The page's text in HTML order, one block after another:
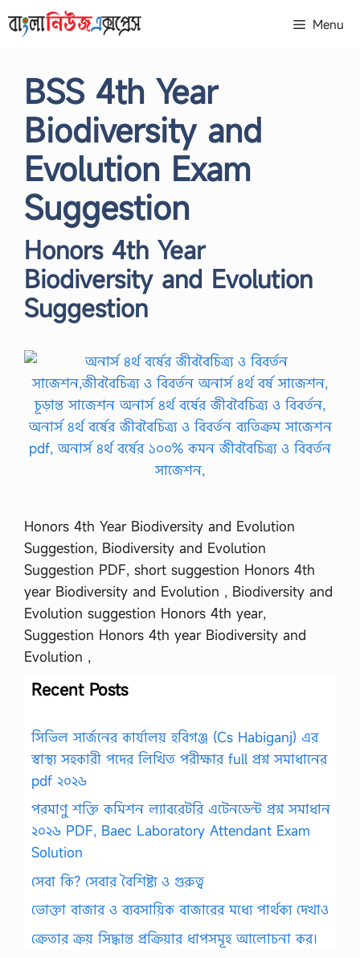
to
Menu
BSS 4th Year
Biodiversity and
Evolution Exam
Suggestion
Honors 4th Year
Biodiversity and Evolution
Suggestion
Honors 4th Year Biodiversity and Evolution
Suggestion, Biodiversity and Evolution
Suggestion PDF, short suggestion Honors 4th
year Biodiversity and Evolution , Biodiversity and
Evolution suggestion Honors 4th year,
Suggestion Honors 4th year Biodiversity and
Evolution ,
Recent Posts
সিভিল সার্জনের কার্যালয় হবিগঞ্জ (Cs Habiganj) এর
স্বাস্থ্য সহকারী পদের লিখিত পরীক্ষার full প্রশ্ন সমাধানের
pdf ২০২৬
পরমাণু শক্তি কমিশন ল্যাবরেটরি এটেনডেন্ট প্রশ্ন সমাধান
২০২৬ PDF, Baec Laboratory Attendant Exam
Solution
সেবা কি? সেবার বৈশিষ্ট্য ও গুরুত্ব
ভোক্তা বাজার ও ব্যবসায়িক বাজারের মধ্যে পার্থক্য দেখাও
ক্রেতার ক্রয় সিদ্ধান্ত প্রক্রিয়ার ধাপসমূহ আলোচনা কর।